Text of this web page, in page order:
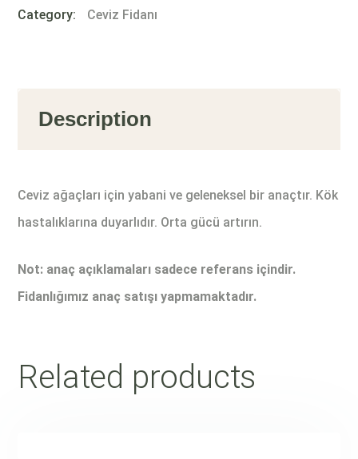
Category: Ceviz Fidanı
Description
Ceviz ağaçları için yabani ve geleneksel bir anaçtır. Kök
hastalıklarına duyarlıdır. Orta gücü artırın.
Not: anaç açıklamaları sadece referans içindir.
Fidanlığımız anaç satışı yapmamaktadır.
Related products